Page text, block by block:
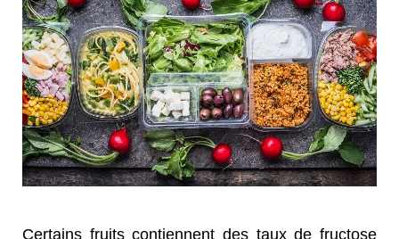
Certains fruits contiennent des taux de fructose